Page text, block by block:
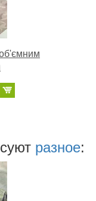
об'ємним
разное: